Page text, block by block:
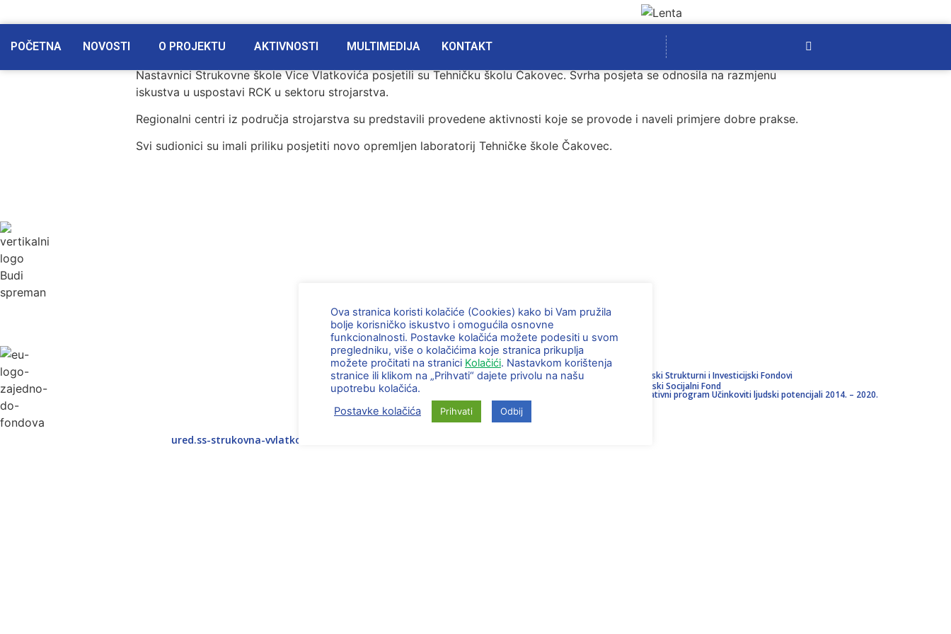
POČETNA NOVOSTI O PROJEKTU AKTIVNOSTI MULTIMEDIJA KONTAKT
Nastavnici Strukovne škole Vice Vlatkovića posjetili su Tehničku školu Čakovec. Svrha posjeta se odnosila na razmjenu
iskustva u uspostavi RCK u sektoru strojarstva.
Regionalni centri iz područja strojarstva su predstavili provedene aktivnosti koje se provode i naveli primjere dobre prakse.
Svi sudionici su imali priliku posjetiti novo opremljen laboratorij Tehničke škole Čakovec.
ured.ss-strukovna-vvlatkovica-zd@skole.hr
PROJEKT
NOSITELJ
PARTNERI
AKTIVNOSTI
KONTAKT
KOLAČIĆI
Europski Strukturni i Investicijski Fondovi
Europski Socijalni Fond
Operativni program Učinkoviti ljudski potencijali 2014. – 2020.
Ova stranica koristi kolačiće (Cookies) kako bi Vam pružila
bolje korisničko iskustvo i omogućila osnovne
funkcionalnosti. Postavke kolačića možete podesiti u svom
pregledniku, više o kolačićima koje stranica prikuplja
možete pročitati na stranici Kolačići. Nastavkom korištenja
stranice ili klikom na „Prihvati“ dajete privolu na našu
upotrebu kolačića.
Postavke kolačića
Prihvati Odbij